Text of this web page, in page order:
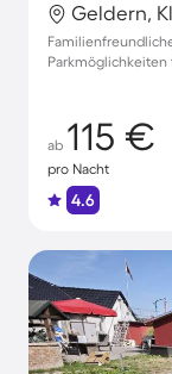
Geldern,
Parkmöglichkeiten
ab 115 €
pro Nacht
4.6